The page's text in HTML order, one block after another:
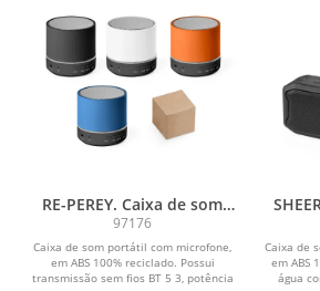
RE-PEREY. Caixa de som
portátil com microfone e
autonomia de 4h30 (400
mAh), em ABS 100%
reciclado
97176
Caixa de som portátil com microfone,
em ABS 100% reciclado. Possui
transmissão sem fios BT 5 3, potência
9h (1
Caixa de
em ABS
água